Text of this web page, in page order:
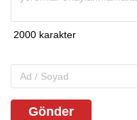
Gönder